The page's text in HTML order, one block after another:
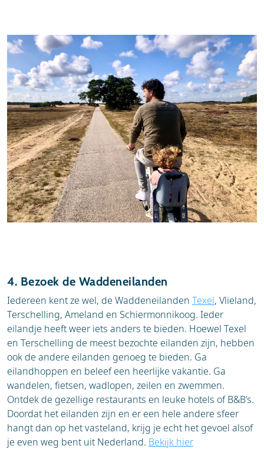
4. Bezoek de Waddeneilanden
Iedereen kent ze wel, de Waddeneilanden Texel, Vlieland,
Terschelling, Ameland en Schiermonnikoog. Ieder
eilandje heeft weer iets anders te bieden. Hoewel Texel
en Terschelling de meest bezochte eilanden zijn, hebben
ook de andere eilanden genoeg te bieden. Ga
eilandhoppen en beleef een heerlijke vakantie. Ga
wandelen, fietsen, wadlopen, zeilen en zwemmen.
Ontdek de gezellige restaurants en leuke hotels of B&B’s.
Doordat het eilanden zijn en er een hele andere sfeer
hangt dan op het vasteland, krijg je echt het gevoel alsof
je even weg bent uit Nederland. Bekijk hier